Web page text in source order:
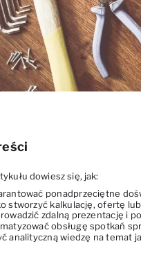
dowiesz się, jak:
ponadprzeciętne
stworzyć kalkulację, ofertę
zdalną prezentację i
obsługę spotkań
analityczną wiedzę na temat